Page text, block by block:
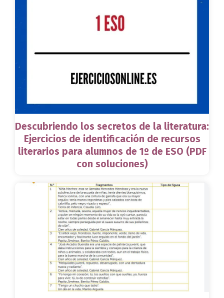
Descubriendo los secretos de la literatura:
Ejercicios de identificación de recursos
literarios para alumnos de 1º de ESO (PDF
con soluciones)